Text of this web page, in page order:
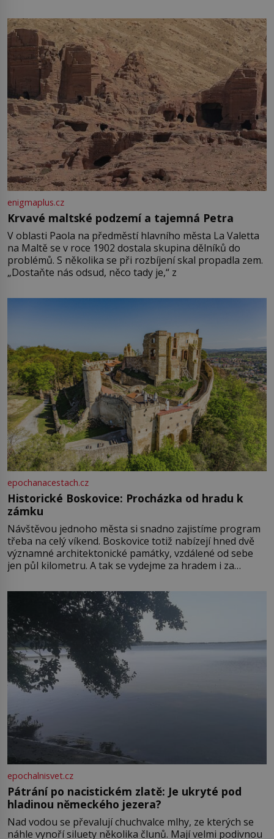
enigmaplus.cz
Krvavé maltské podzemí a tajemná Petra
V oblasti Paola na předměstí hlavního města La Valetta
na Maltě se v roce 1902 dostala skupina dělníků do
problémů. S několika se při rozbíjení skal propadla zem.
„Dostaňte nás odsud, něco tady je,“ z
epochanacestach.cz
Historické Boskovice: Procházka od hradu k
zámku
Návštěvou jednoho města si snadno zajistíme program
třeba na celý víkend. Boskovice totiž nabízejí hned dvě
významné architektonické památky, vzdálené od sebe
jen půl kilometru. A tak se vydejme za hradem i za
Boskovice na okraji Drahanské vrchoviny vznikla někdy
ve13. století, a už v roce 1313 kronikáři zaznamenali
epochalnisvet.cz
Pátrání po nacistickém zlatě: Je ukryté pod
hladinou německého jezera?
Nad vodou se převalují chuchvalce mlhy, ze kterých se
náhle vynoří siluety několika člunů. Mají velmi podivnou